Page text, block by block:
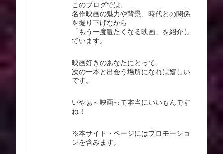
このブログでは、
名作映画の魅力や背景、時代との関係
を掘り下げながら
「もう一度観たくなる映画」を紹介し
ています。
映画好きのあなたにとって、
次の一本と出会う場所になれば嬉しい
です。
いやぁ～映画って本当にいいもんです
ね！
※本サイト・ページにはプロモーショ
ンを含みます。